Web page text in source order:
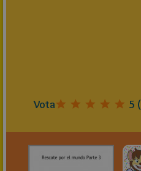
Vota 5 (